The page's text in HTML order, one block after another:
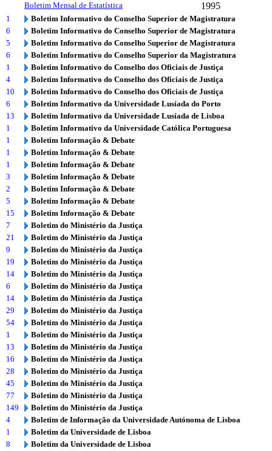
Boletim Mensal de Estatística 1995
1
Boletim Informativo do Conselho Superior de Magistratura
6
Boletim Informativo do Conselho Superior de Magistratura
5
Boletim Informativo do Conselho Superior de Magistratura
6
Boletim Informativo do Conselho Superior da Magistratura
1
Boletim Informativo do Conselho dos Oficiais de Justiça
4
Boletim Informativo do Conselho dos Oficiais de Justiça
10
Boletim Informativo do Conselho dos Oficiais de Justiça
6
Boletim Informativo da Universidade Lusíada do Porto
13
Boletim Informativo da Universidade Lusíada de Lisboa
1
Boletim Informativo da Universidade Católica Portuguesa
1
Boletim Informação & Debate
1
Boletim Informação & Debate
1
Boletim Informação & Debate
3
Boletim Informação & Debate
2
Boletim Informação & Debate
5
Boletim Informação & Debate
15
Boletim Informação & Debate
7
Boletim do Ministério da Justiça
21
Boletim do Ministério da Justiça
9
Boletim do Ministério da Justiça
19
Boletim do Ministério da Justiça
14
Boletim do Ministério da Justiça
6
Boletim do Ministério da Justiça
14
Boletim do Ministério da Justiça
29
Boletim do Ministério da Justiça
54
Boletim do Ministério da Justiça
1
Boletim do Ministério da Justiça
13
Boletim do Ministério da Justiça
16
Boletim do Ministério da Justiça
28
Boletim do Ministério da Justiça
45
Boletim do Ministério da Justiça
77
Boletim do Ministério da Justiça
149
Boletim do Ministério da Justiça
4
Boletim de Informação da Universidade Autónoma de Lisboa
1
Boletim da Universidade de Lisboa
8
Boletim da Universidade de Lisboa